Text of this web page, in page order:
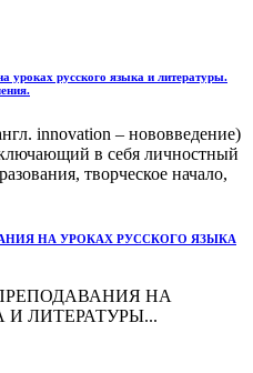
уроках русского языка и литературы.
innovation – нововведение)
в себя личностный
творческое начало,
НА УРОКАХ РУССКОГО ЯЗЫКА
НА
ЛИТЕРАТУРЫ...